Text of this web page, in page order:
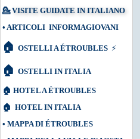
💁 VISITE GUIDATE IN ITALIANO
• ARTICOLI INFORMAGIOVANI
🏠 OSTELLI A ÉTROUBLES ⚡
🏠 OSTELLI IN ITALIA
🏠 HOTEL A ÉTROUBLES
🏠 HOTEL IN ITALIA
• MAPPA DI ÉTROUBLES